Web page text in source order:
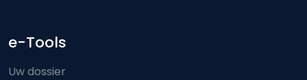
e-Tools
Uw dossier